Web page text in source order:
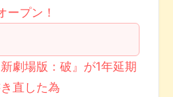
ープン！
劇場版：破』が1年延期
直した為